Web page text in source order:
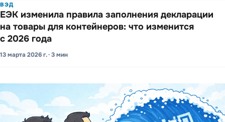
ВЭД
ЕЭК изменила правила запо­лнения декла­рации
на товары для конте­йнеров: что изме­нится
с 2026 года
13 марта 2026 г. · 3 мин